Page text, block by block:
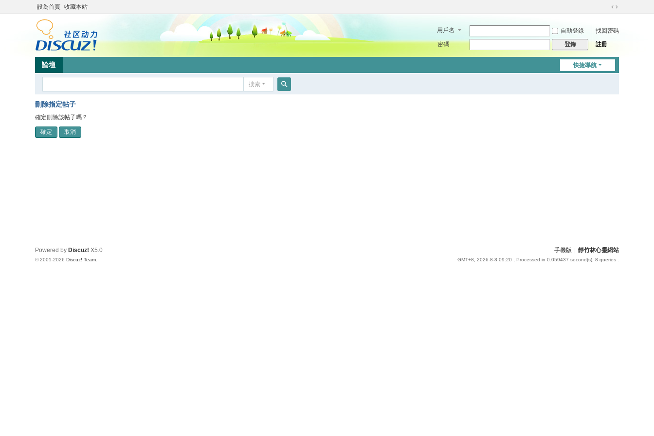
設為首頁 收藏本站
切
到
用戶名 自動登錄
找回密碼
密碼
登錄 註冊
快捷導航
論壇
搜索
刪除指定帖子
確定刪除該帖子嗎？
確定 取消
手機版 靜竹林心靈網站
GMT+8, 2026-8-8 09:20 , Processed in 0.059437 second(s), 8 queries .
Powered by Discuz! X5.0
© 2001-2026 Discuz! Team